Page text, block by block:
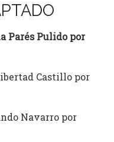
Parés Pulido por
Castillo por
Navarro por